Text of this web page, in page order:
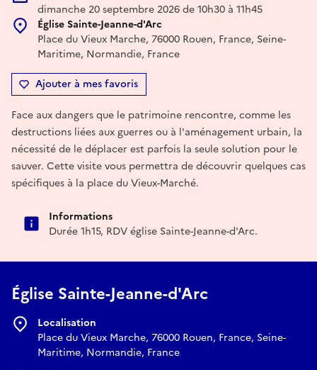
dimanche 20 septembre 2026 de 10h30 à 11h45
Église Sainte-Jeanne-d'Arc
Place du Vieux Marche, 76000 Rouen, France, Seine-
Maritime, Normandie, France
Ajouter à mes favoris
Face aux dangers que le patrimoine rencontre, comme les
destructions liées aux guerres ou à l'aménagement urbain, la
nécessité de le déplacer est parfois la seule solution pour le
sauver. Cette visite vous permettra de découvrir quelques cas
spécifiques à la place du Vieux-Marché.
Informations
Durée 1h15, RDV église Sainte-Jeanne-d'Arc.
Église Sainte-Jeanne-d'Arc
Localisation
Place du Vieux Marche, 76000 Rouen, France, Seine-
Maritime, Normandie, France